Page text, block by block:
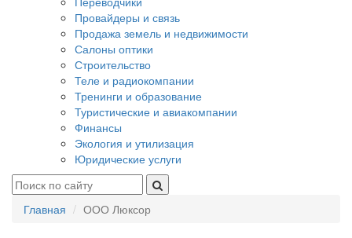
Провайдеры и связь
Продажа земель и недвижимости
Салоны оптики
Строительство
Теле и радиокомпании
Тренинги и образование
Туристические и авиакомпании
Финансы
Экология и утилизация
Юридические услуги
Главная ООО Люксор